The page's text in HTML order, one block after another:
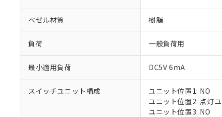
ベゼル材質 樹脂
負荷 一般負荷用
最小適用負荷 DC5V 6mA
スイッチユニット構成
ユニット位置1: NO
ユニット位置2: 点灯
ユニット位置3: NO